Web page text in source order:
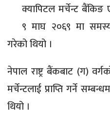
क्यापिटल मर्चेन्ट बैंकिङ
९ माघ २०६९ मा
गरेको थियो ।
नेपाल राष्ट्र बैंकबाट (ग)
मर्चेन्टलाई प्राप्ति गर्ने
थियो ।